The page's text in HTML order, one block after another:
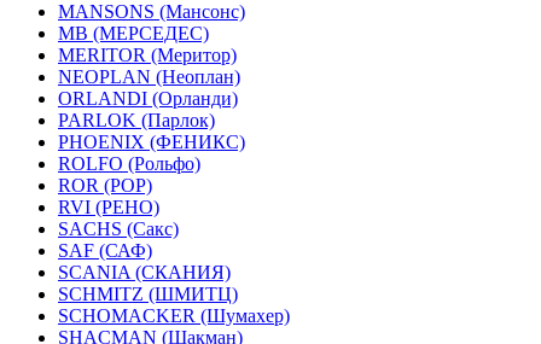
MANSONS (Мансонс)
MB (МЕРСЕДЕС)
MERITOR (Меритор)
NEOPLAN (Неоплан)
ORLANDI (Орланди)
PARLOK (Парлок)
PHOENIX (ФЕНИКС)
ROLFO (Рольфо)
ROR (РОР)
RVI (РЕНО)
SACHS (Сакс)
SAF (САФ)
SCANIA (СКАНИЯ)
SCHMITZ (ШМИТЦ)
SCHOMACKER (Шумахер)
SHACMAN (Шакман)